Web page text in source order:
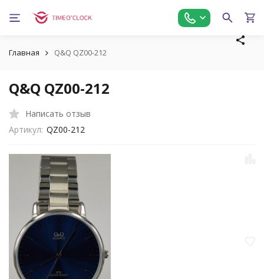
Главная Q&Q QZ00-212
Q&Q QZ00-212
Написать отзыв
Артикул: QZ00-212